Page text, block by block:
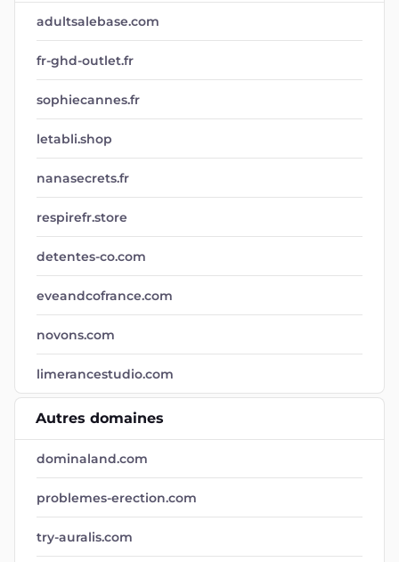
adultsalebase.com
fr-ghd-outlet.fr
sophiecannes.fr
letabli.shop
nanasecrets.fr
respirefr.store
detentes-co.com
eveandcofrance.com
novons.com
limerancestudio.com
Autres domaines
dominaland.com
problemes-erection.com
try-auralis.com